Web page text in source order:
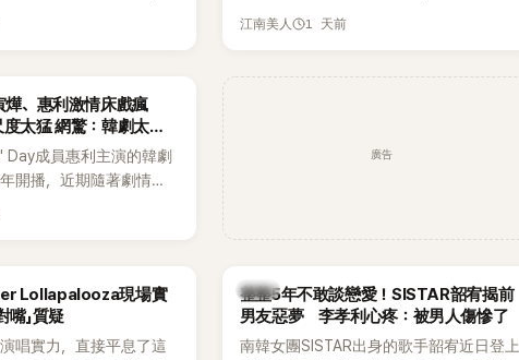
遭最好的朋友搶走男
子一女，一家五口生活幸福美滿，也是韓
江南美人 1 天前
燁、惠利激情床戲瘋
太猛 網驚：韓劇太敢
Day成員惠利主演的韓劇
年開播，近期隨著劇情進
的感情線快速升溫。最
廣告
Lollapalooza現場實
嘴」質疑
唱實力，直接平息了這
韓星
整整5年不敢談戀愛！SISTAR韶宥揭前
男友惡夢 李孝利心疼：被男人傷慘了
南韓女團SISTAR出身的歌手韶宥近日登上